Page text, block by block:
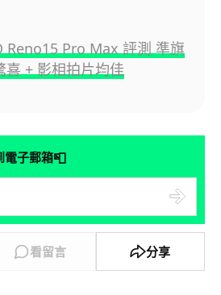
Reno15 Pro Max 評測 準旗
喜 + 影相拍片均佳
電子郵箱📮
看留言 分享